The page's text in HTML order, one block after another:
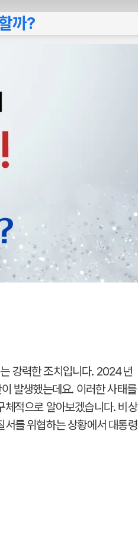
까?
강력한 조치입니다. 2024년
발생했는데요. 이러한 사태를
적으로 알아보겠습니다. 비상
를 위협하는 상황에서 대통령